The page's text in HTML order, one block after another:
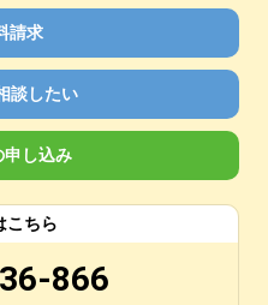
請求
談したい
申し込み
こちら
866